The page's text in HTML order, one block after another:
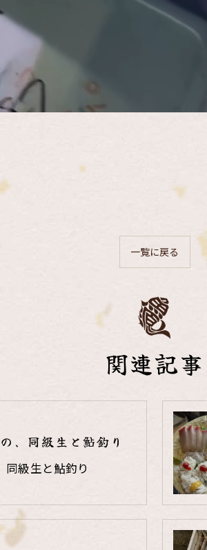
一覧に戻る
関連記事
、同級生と鮎釣り
同級生と鮎釣り